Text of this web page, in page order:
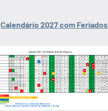
Calendário 2027 com Feriados